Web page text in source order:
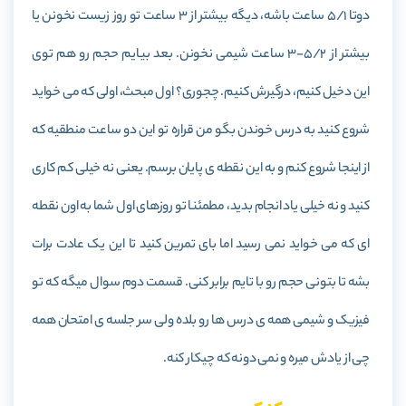
دوتا 5/1 ساعت باشه، دیگه بیشتر از 3 ساعت تو روز زیست نخونن یا
بیشتر از 5/2-3 ساعت شیمی نخونن. بعد بیایم حجم رو هم توی
این دخیل کنیم، درگیرش کنیم. چجوری؟ اول مبحث، اولی که می خواید
شروع کنید به درس خوندن بگو من قراره تو این دو ساعت منطقیه که
از اینجا شروع کنم و به این نقطه ی پایان برسم. یعنی نه خیلی کم کاری
کنید و نه خیلی یاد انجام بدید، مطمئنا تو روزهای اول شما به اون نقطه
ای که می خواید نمی رسید اما بای تمرین کنید تا این یک عادت برات
بشه تا بتونی حجم رو با تایم برابر کنی. قسمت دوم سوال میگه که تو
فیزیک و شیمی همه ی درس ها رو بلده ولی سر جلسه ی امتحان همه
چی از یادش میره و نمی دونه که چیکار کنه.